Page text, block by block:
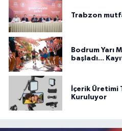
Trabzon
Bodrum Yarı
başladı...
İçerik
Kuruluyor